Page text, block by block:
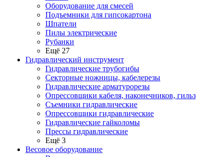
Оборудование для смесей
Подъемники для гипсокартона
Шпатели
Пилы электрические
Рубанки
Ещё 27
Гидравлический инструмент
Гидравлические трубогибы
Секторные ножницы, кабелерезы
Гидравлические арматурорезы
Опрессовщики кабеля, наконечников, гильз
Съемники гидравлические
Опрессовщики гидравлические
Гидравлические гайколомы
Прессы гидравлические
Ещё 3
Весовое оборудование